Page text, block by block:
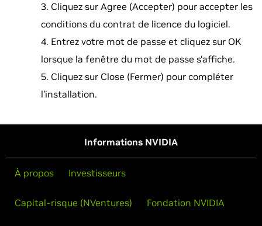
Cliquez sur Agree (Accepter) pour accepter les
conditions du contrat de licence du logiciel.
Entrez votre mot de passe et cliquez sur OK
lorsque la fenêtre du mot de passe s‘affiche.
Cliquez sur Close (Fermer) pour compléter
l’installation.
Informations NVIDIA
À propos Investisseurs
Capital-risque (NVentures) Fondation NVIDIA